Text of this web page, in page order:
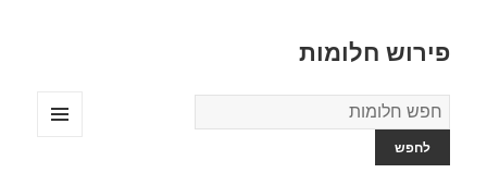
פירוש חלומות
מילון
החלומות